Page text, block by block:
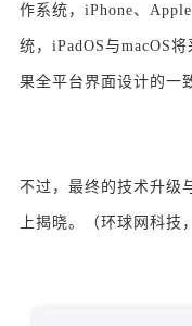
作系统，iPhone、
统，iPadOS与macOS
果全平台界面设计的一
不过，最终的技术升级
上揭晓。（环球网科技